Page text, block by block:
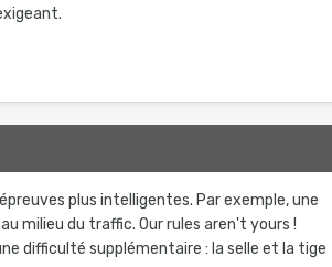
plus intelligentes. Par exemple, une
milieu du traffic. Our rules aren't yours !
difficulté supplémentaire : la selle et la tige